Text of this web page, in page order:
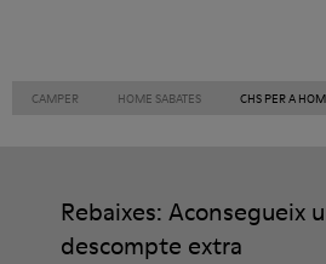
CAMPER HOME SABATES CHS PER A
Rebaixes: Aconsegueix
descompte extra